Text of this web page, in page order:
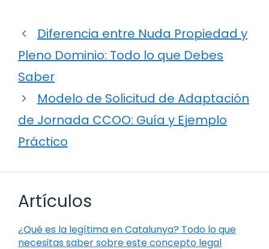
Diferencia entre Nuda Propiedad y
Pleno Dominio: Todo lo que Debes
Saber
Modelo de Solicitud de Adaptación
de Jornada CCOO: Guía y Ejemplo
Práctico
Artículos
¿Qué es la legítima en Catalunya? Todo lo que
necesitas saber sobre este concepto legal